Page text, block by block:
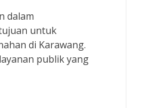
dalam
untuk
di Karawang.
publik yang